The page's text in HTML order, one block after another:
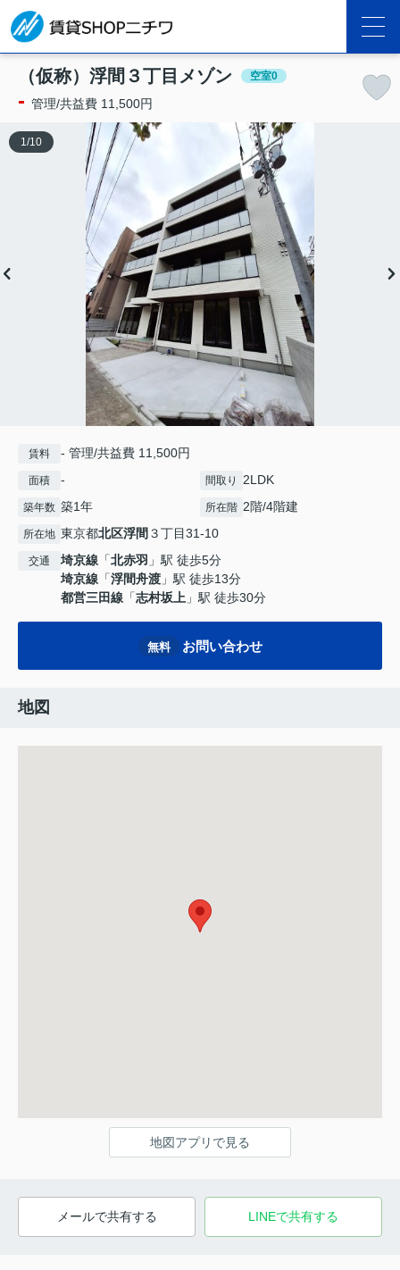
（仮称）浮間３丁目メゾン 空室0
- 管理/共益費 11,500円
1 /10
賃料 - 管理/共益費 11,500円
面積 - 間取り 2LDK
築年数 築1年 所在階 2階/4階建
所在地 東京都北区浮間 ３丁目31-10
交通 埼京線 「北赤羽 」駅 徒歩5分
埼京線 「浮間舟渡 」駅 徒歩13分
都営三田線 「志村坂上 」駅 徒歩30分
無料 お問い合わせ
地図
地図アプリで見る
メールで共有する LINEで共有する